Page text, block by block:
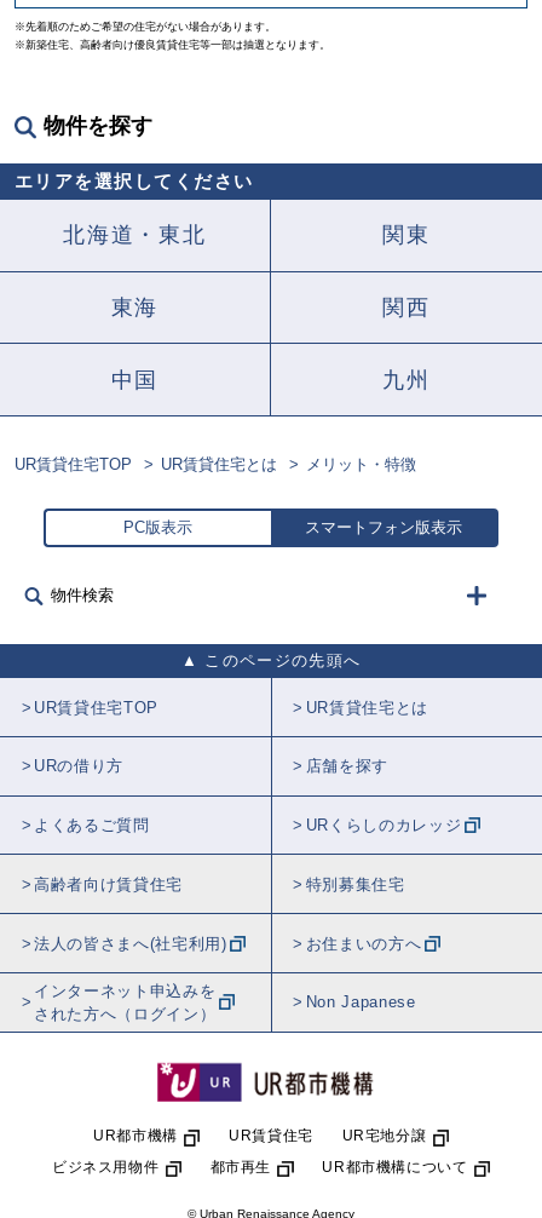
※先着順のためご希望の住宅がない場合があります。
※新築住宅、高齢者向け優良賃貸住宅等一部は抽選となります。
物件を探す
エリアを選択してください
北海道・東北 関東
東海 関西
中国 九州
UR賃貸住宅TOP UR賃貸住宅とは メリット・特徴
PC版表示 スマートフォン版表示
物件検索
このページの先頭へ
UR賃貸住宅TOP UR賃貸住宅とは
URの借り方 店舗を探す
よくあるご質問 URくらしのカレッジ
高齢者向け賃貸住宅 特別募集住宅
法人の皆さまへ(社宅利用) お住まいの方へ
インターネット申込みを
された方へ（ログイン）
Non Japanese
UR都市機構 UR賃貸住宅
UR宅地分譲
ビジネス用物件
都市再生 UR都市機構について
© Urban Renaissance Agency